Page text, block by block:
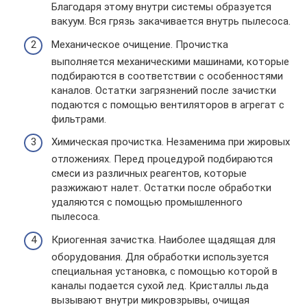
Благодаря этому внутри системы образуется
вакуум. Вся грязь закачивается внутрь пылесоса.
Механическое очищение. Прочистка
выполняется механическими машинами, которые
подбираются в соответствии с особенностями
каналов. Остатки загрязнений после зачистки
подаются с помощью вентиляторов в агрегат с
фильтрами.
Химическая прочистка. Незаменима при жировых
отложениях. Перед процедурой подбираются
смеси из различных реагентов, которые
разжижают налет. Остатки после обработки
удаляются с помощью промышленного
пылесоса.
Криогенная зачистка. Наиболее щадящая для
оборудования. Для обработки используется
специальная установка, с помощью которой в
каналы подается сухой лед. Кристаллы льда
вызывают внутри микровзрывы, очищая